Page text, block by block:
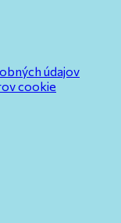
údajov
cookie